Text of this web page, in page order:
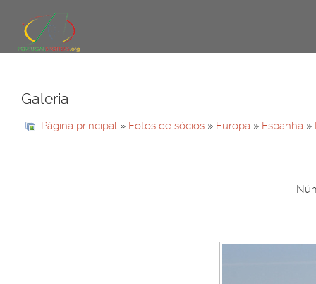
Galeria
Página principal » Fotos de sócios » Europa » Espanha »